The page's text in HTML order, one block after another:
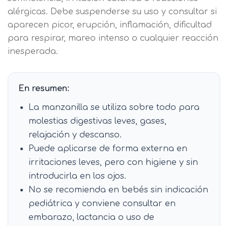
alérgicas. Debe suspenderse su uso y consultar si
aparecen picor, erupción, inflamación, dificultad
para respirar, mareo intenso o cualquier reacción
inesperada.
En resumen:
La manzanilla se utiliza sobre todo para
molestias digestivas leves, gases,
relajación y descanso.
Puede aplicarse de forma externa en
irritaciones leves, pero con higiene y sin
introducirla en los ojos.
No se recomienda en bebés sin indicación
pediátrica y conviene consultar en
embarazo, lactancia o uso de